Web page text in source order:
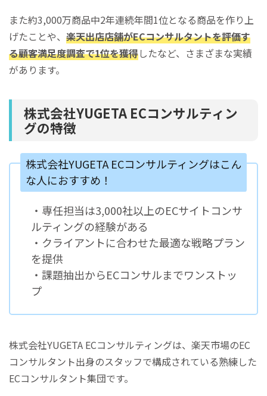
また約3,000万商品中2年連続年間1位となる商品を作り上
げたことや、 楽天出店店舗がECコンサルタントを評価す
る顧客満足度調査で1位を獲得したなど、さまざまな実績
があります。
株式会社YUGETA ECコンサルティン
グの特徴
株式会社YUGETA ECコンサルティングはこん
な人におすすめ！
・専任担当は3,000社以上のECサイトコンサ
ルティングの経験がある
・クライアントに合わせた最適な戦略プラン
を提供
・課題抽出からECコンサルまでワンストッ
プ
株式会社YUGETA ECコンサルティングは、楽天市場のEC
コンサルタント出身のスタッフで構成されている熟練した
ECコンサルタント集団です。